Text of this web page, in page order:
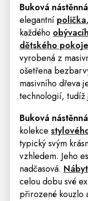
Buková nástěnná
elegantní polička
každého
dětského pokoje
vyrobená z
ošetřena
masivního dřeva
technologií, tudíž
Buková
kolekce
typický svým
vzhledem. Jeho
nadčasová.
celou dobu své
přirozené kouzlo